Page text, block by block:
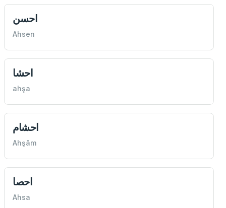
احسن
Ahsen
احشا
ahşa
احشام
Ahşâm
احصا
Ahsa